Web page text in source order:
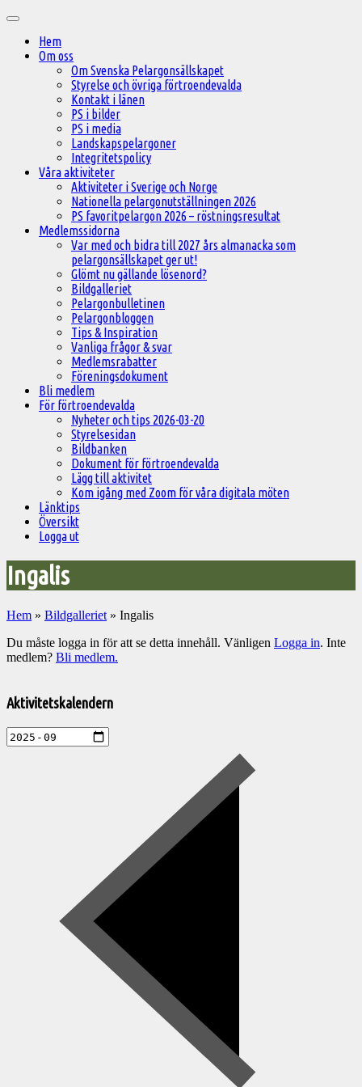
innehåll
Huvudmeny
Hem
Om oss
Om Svenska Pelargonsällskapet
Styrelse och övriga förtroendevalda
Kontakt i länen
PS i bilder
PS i media
Landskapspelargoner
Integritetspolicy
Våra aktiviteter
Aktiviteter i Sverige och Norge
Nationella pelargonutställningen 2026
PS favoritpelargon 2026 – röstningsresultat
Medlemssidorna
Var med och bidra till 2027 års almanacka som
pelargonsällskapet ger ut!
Glömt nu gällande lösenord?
Bildgalleriet
Pelargonbulletinen
Pelargonbloggen
Tips & Inspiration
Vanliga frågor & svar
Medlemsrabatter
Föreningsdokument
Bli medlem
För förtroendevalda
Nyheter och tips 2026-03-20
Styrelsesidan
Bildbanken
Dokument för förtroendevalda
Lägg till aktivitet
Kom igång med Zoom för våra digitala möten
Länktips
Översikt
Logga ut
Ingalis
Hem » Bildgalleriet » Ingalis
Du måste logga in för att se detta innehåll. Vänligen Logga in. Inte
medlem? Bli medlem.
till
aktiviteter
Aktivitetskalendern